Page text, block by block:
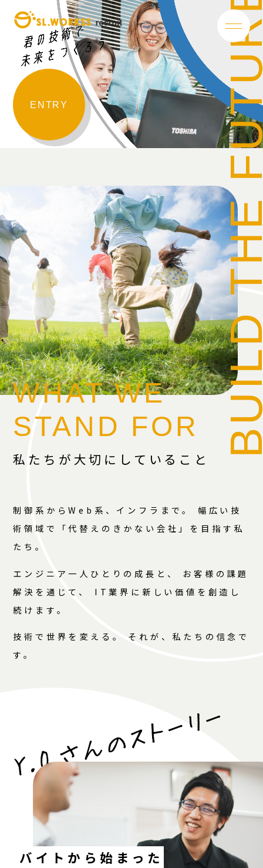
本文ま
君の技術で
BUILD
ENTRY
WHAT WE
STAND FOR
私たちが大切にしていること
制御系からWeb系、インフラまで。 幅広い技
術領域で「代替えのきかない会社」を目指す私
たち。
エンジニア一人ひとりの成長と、 お客様の課題
解決を通じて、 IT業界に新しい価値を創造し
続けます。
技術で世界を変える。 それが、私たちの信念で
す。
バイトから始まった